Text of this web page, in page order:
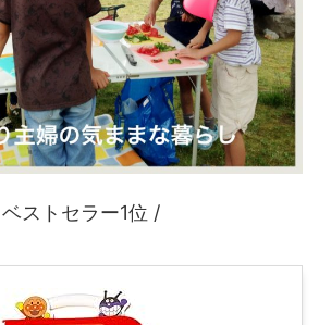
ストセラー1位 /